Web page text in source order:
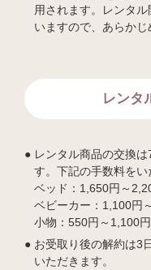
用されます。レンタ
いますので、あらかじ
レンタ
レンタル商品の交換
す。下記の手数料をい
ベッド：1,650円～
ベビーカー：1,100円
小物：550円～1,100円
お受取り後の解約は3
いただきます。